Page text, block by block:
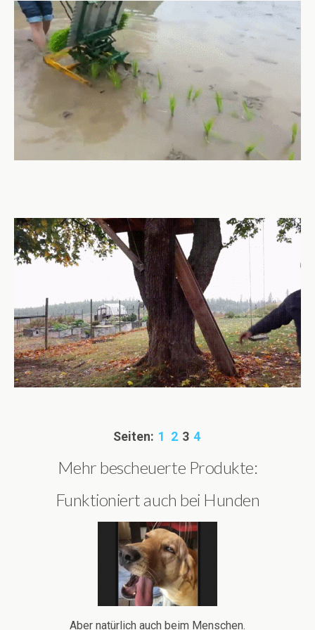
Seiten: 1 2 3 4
Mehr bescheuerte Produkte:
Funktioniert auch bei Hunden
Aber natürlich auch beim Menschen.